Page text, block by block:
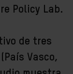
Policy Lab.
de tres
Vasco,